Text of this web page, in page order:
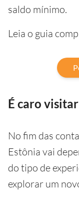
saldo mínimo.
Leia o guia
É caro
No fim das
Estônia vai
do tipo de
explorar um